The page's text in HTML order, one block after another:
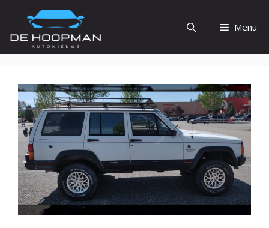
de
inhoud
Menu